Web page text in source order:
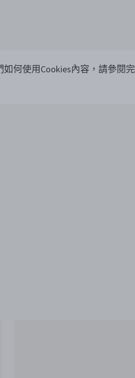
如何使用Cookies內容，請參閱